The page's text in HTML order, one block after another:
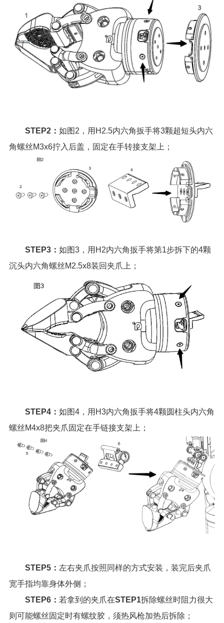
STEP2： 如图2，用H2.5内六角扳手将3颗超短头内六
角螺丝M3x6拧入后盖，固定在手转接支架上；
STEP3： 如图3，用H2内六角扳手将第1步拆下的4颗
沉头内六角螺丝M2.5x8装回夹爪上；
STEP4： 如图4，用H3内六角扳手将4颗圆柱头内六角
螺丝M4x8把夹爪固定在手链接支架上；
STEP5： 左右夹爪按照同样的方式安装，装完后夹爪
宽手指均靠身体外侧；
STEP6： 若拿到的夹爪在STEP1拆除螺丝时阻力很大
则可能螺丝固定时有螺纹胶，须热风枪加热后拆除；